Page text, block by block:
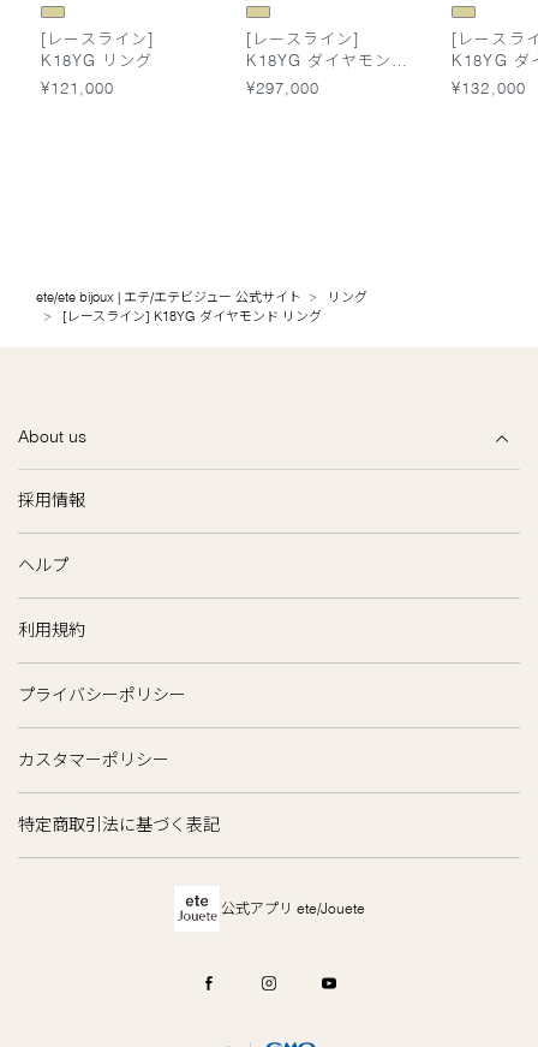
[レースライン]
K18YG リング
¥121,000
[レースライン]
K18YG ダイヤモンド
リング
¥297,000
[レースラ
K18YG ダ
ピアス
¥132,000
ete/ete bijoux | エテ/エテビジュー 公式サイト
リング
[レースライン] K18YG ダイヤモンド リング
About us
採用情報
ヘルプ
利用規約
プライバシーポリシー
カスタマーポリシー
特定商取引法に基づく表記
公式アプリ ete/Jouete